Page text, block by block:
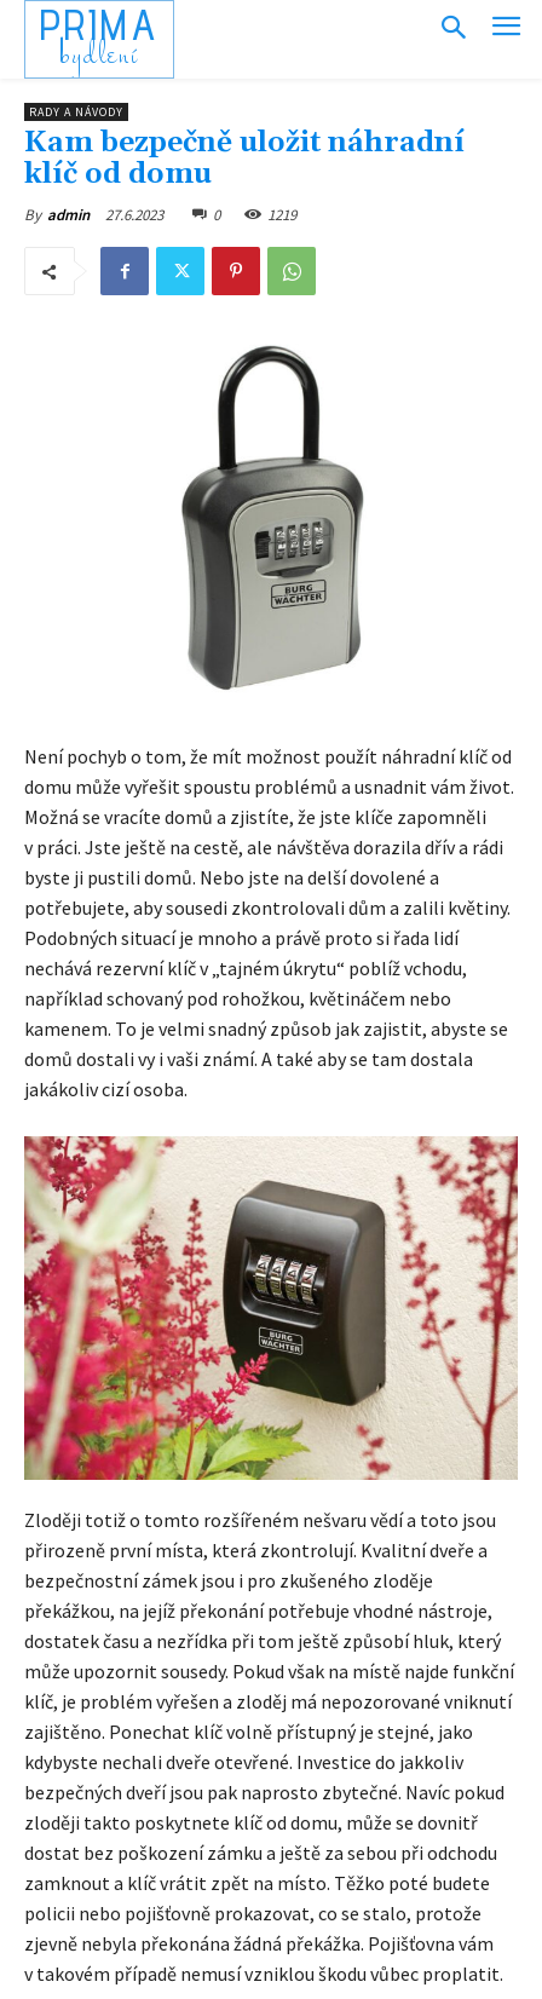
PRIMA
bydlení
RADY A NÁVODY
Kam bezpečně uložit náhradní
klíč od domu
By admin 27.6.2023 0 1219
Není pochyb o tom, že mít možnost použít náhradní klíč od
domu může vyřešit spoustu problémů a usnadnit vám život.
Možná se vracíte domů a zjistíte, že jste klíče zapomněli
v práci. Jste ještě na cestě, ale návštěva dorazila dřív a rádi
byste ji pustili domů. Nebo jste na delší dovolené a
potřebujete, aby sousedi zkontrolovali dům a zalili květiny.
Podobných situací je mnoho a právě proto si řada lidí
nechává rezervní klíč v „tajném úkrytu“ poblíž vchodu,
například schovaný pod rohožkou, květináčem nebo
kamenem. To je velmi snadný způsob jak zajistit, abyste se
domů dostali vy i vaši známí. A také aby se tam dostala
jakákoliv cizí osoba.
Zloději totiž o tomto rozšířeném nešvaru vědí a toto jsou
přirozeně první místa, která zkontrolují. Kvalitní dveře a
bezpečnostní zámek jsou i pro zkušeného zloděje
překážkou, na jejíž překonání potřebuje vhodné nástroje,
dostatek času a nezřídka při tom ještě způsobí hluk, který
může upozornit sousedy. Pokud však na místě najde funkční
klíč, je problém vyřešen a zloděj má nepozorované vniknutí
zajištěno. Ponechat klíč volně přístupný je stejné, jako
kdybyste nechali dveře otevřené. Investice do jakkoliv
bezpečných dveří jsou pak naprosto zbytečné. Navíc pokud
zloději takto poskytnete klíč od domu, může se dovnitř
dostat bez poškození zámku a ještě za sebou při odchodu
zamknout a klíč vrátit zpět na místo. Těžko poté budete
policii nebo pojišťovně prokazovat, co se stalo, protože
zjevně nebyla překonána žádná překážka. Pojišťovna vám
v takovém případě nemusí vzniklou škodu vůbec proplatit.